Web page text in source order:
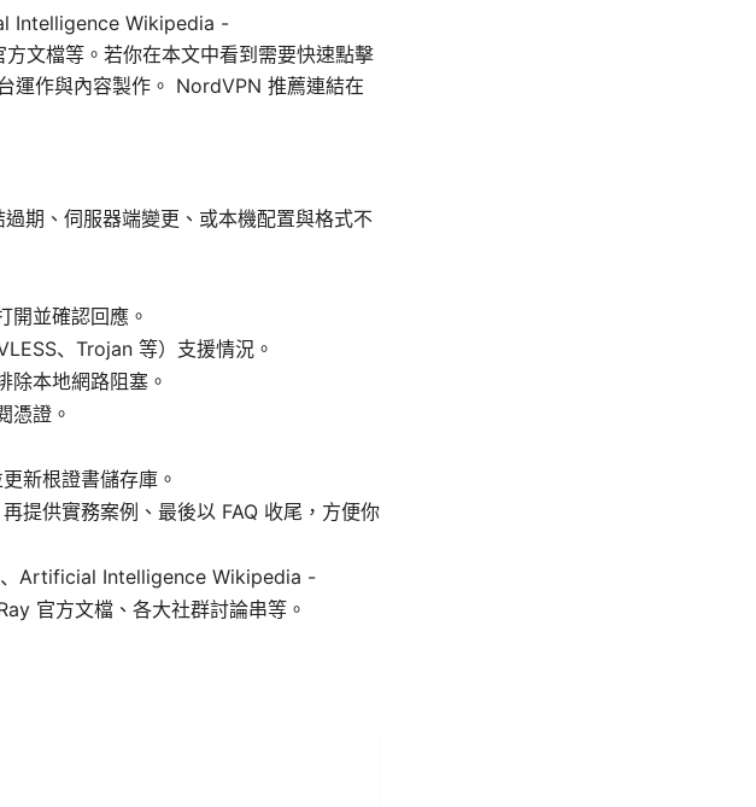
Intelligence Wikipedia -
檔等。若你在本文中看到需要快速點擊
運作與內容製作。 NordVPN 推薦連結在
期、伺服器端變更、或本機配置與格式不
開並確認回應。
、Trojan 等）支援情況。
除本地網路阻塞。
憑證。
新根證書儲存庫。
提供實務案例、最後以 FAQ 收尾，方便你
Artificial Intelligence Wikipedia -
官方文檔、各大社群討論串等。